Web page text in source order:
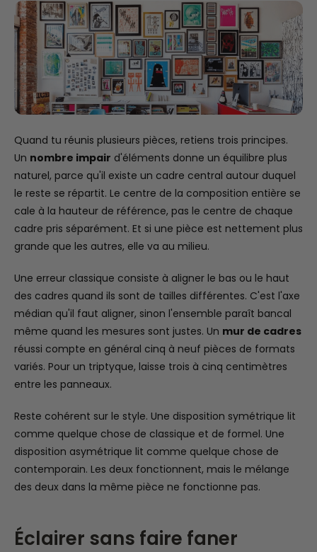
Quand tu réunis plusieurs pièces, retiens trois principes.
Un nombre impair d'éléments donne un équilibre plus
naturel, parce qu'il existe un cadre central autour duquel
le reste se répartit. Le centre de la composition entière se
cale à la hauteur de référence, pas le centre de chaque
cadre pris séparément. Et si une pièce est nettement plus
grande que les autres, elle va au milieu.
Une erreur classique consiste à aligner le bas ou le haut
des cadres quand ils sont de tailles différentes. C'est l'axe
médian qu'il faut aligner, sinon l'ensemble paraît bancal
même quand les mesures sont justes. Un mur de cadres
réussi compte en général cinq à neuf pièces de formats
variés. Pour un triptyque, laisse trois à cinq centimètres
entre les panneaux.
Reste cohérent sur le style. Une disposition symétrique lit
comme quelque chose de classique et de formel. Une
disposition asymétrique lit comme quelque chose de
contemporain. Les deux fonctionnent, mais le mélange
des deux dans la même pièce ne fonctionne pas.
Éclairer sans faire faner